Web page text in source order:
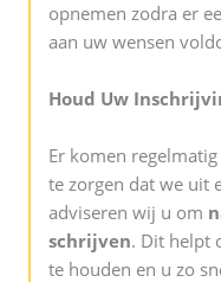
opnemen zodra er
aan uw wensen
Houd Uw
Er komen
te zorgen dat we uit
adviseren wij u om
schrijven. Dit helpt
te houden en u zo